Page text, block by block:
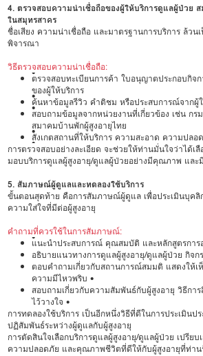
4. ตรวจสอบความน่าเชื่อถือของผู้ให้บริการดูแลผู้ป่วย
ในสมุทรสาคร
ชื่อเสียง ความน่าเชื่อถือ และมาตรฐานการบริการ ล้ว
พิจารณา
วิธีตรวจสอบความน่าเชื่อถือ:
•
ตรวจสอบทะเบียนการค้า ใบอนุญาตประกอบกิจ
ของผู้ให้บริการ
•
ค้นหาข้อมูลรีวิว คำติชม หรือประสบการณ์จากผู้
•
สอบถามข้อมูลจากหน่วยงานที่เกี่ยวข้อง เช่น ก
สมาคมบ้านพักผู้สูงอายุไทย
•
สังเกตสถานที่ให้บริการ ความสะอาด ความปลอ
•
การตรวจสอบอย่างละเอียด จะช่วยให้ท่านมั่นใจว่าได้เ
มอบบริการดูแลผู้สูงอายุ/ดูแลผู้ป่วยอย่างมีคุณภาพ แล
5. สัมภาษณ์ผู้ดูแลและทดลองใช้บริการ
ขั้นตอนสุดท้าย คือการสัมภาษณ์ผู้ดูแล เพื่อประเมินบุคลิ
ความใส่ใจที่มีต่อผู้สูงอายุ
คำถามที่ควรใช้ในการสัมภาษณ์:
•
แนะนำประสบการณ์ คุณสมบัติ และหลักสูตรการ
อธิบายแนวทางการดูแลผู้สูงอายุ/ดูแลผู้ป่วย กิจก
ตอบคำถามเกี่ยวกับสถานการณ์สมมติ แสดงให้
ความมีไหวพริบ •
สอบถามเกี่ยวกับความสัมพันธ์กับผู้สูงอายุ วิธีกา
ไว้วางใจ •
การทดลองใช้บริการ เป็นอีกหนึ่งวิธีที่ดีในการประเมินป
ปฏิสัมพันธ์ระหว่างผู้ดูแลกับผู้สูงอายุ
การตัดสินใจเลือกบริการดูแลผู้สูงอายุ/ดูแลผู้ป่วย เปรีย
ความปลอดภัย และคุณภาพชีวิตที่ดีให้กับผู้สูงอายุที่ท่าน